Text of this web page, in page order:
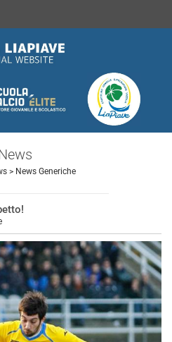
> News Generiche